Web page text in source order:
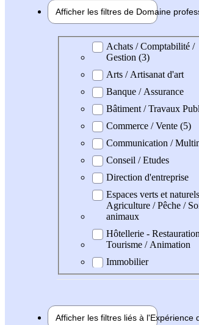
Afficher les filtres de Domaine pro
Domaine professionel
Achats / Comptabilité /
Gestion (3)
Arts / Artisanat d'art
Banque / Assurance
Bâtiment / Travaux
Commerce / Vente (5)
Communication /
Conseil / Etudes
Direction d'entreprise
Espaces verts et
Agriculture / Pêche /
animaux
Hôtellerie -
Tourisme / Animation
Immobilier
Afficher les filtres liés à l'Expérience